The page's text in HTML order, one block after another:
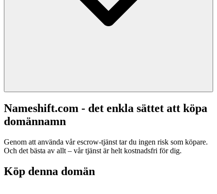
Nameshift.com - det enkla sättet att köpa
domännamn
Genom att använda vår escrow-tjänst tar du ingen risk som köpare.
Och det bästa av allt – vår tjänst är helt kostnadsfri för dig.
Köp denna domän